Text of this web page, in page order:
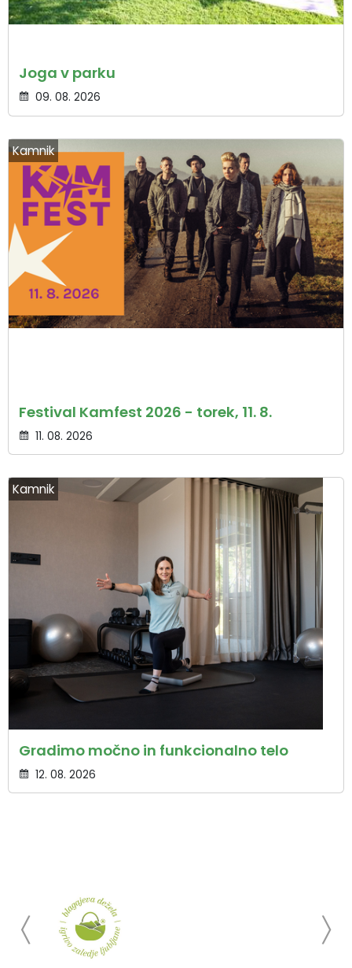
Joga v parku
09. 08. 2026
Kamnik
Festival Kamfest 2026 - torek, 11. 8.
11. 08. 2026
Kamnik
Gradimo močno in funkcionalno telo
12. 08. 2026